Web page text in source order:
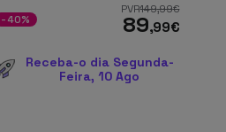
PVR149,99€
89,99€
-40%
Receba-o dia Segunda-
Feira, 10 Ago